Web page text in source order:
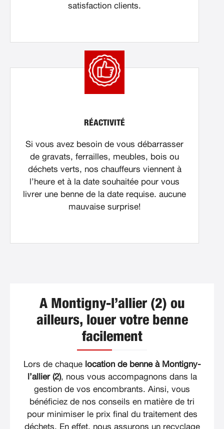
satisfaction clients.
RÉACTIVITÉ
Si vous avez besoin de vous débarrasser
de gravats, ferrailles, meubles, bois ou
déchets verts, nos chauffeurs viennent à
l’heure et à la date souhaitée pour vous
livrer une benne de la date requise. aucune
mauvaise surprise!
A Montigny-l’allier (2) ou
ailleurs, louer votre benne
facilement
Lors de chaque location de benne à Montigny-
l’allier (2), nous vous accompagnons dans la
gestion de vos encombrants. Ainsi, vous
bénéficiez de nos conseils en matière de tri
pour minimiser le prix final du traitement des
déchets. En effet, nous assurons un recyclage